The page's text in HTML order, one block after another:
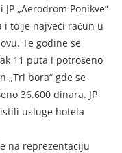
„Aerodrom Ponikve“
i to je najveći račun u
Te godine se
11 puta i potrošeno
„Tri bora“ gde se
36.600 dinara. JP
usluge hotela
na reprezentaciju